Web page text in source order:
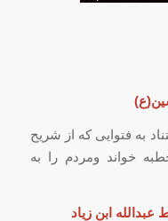
)
زیاد با استناد به فتوایی که از شریح
خواند ومردم را به
ابن زیاد